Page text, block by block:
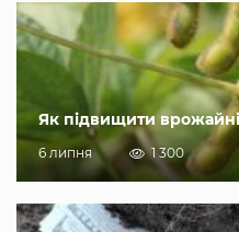
Як підвищити
6 липня 1 300